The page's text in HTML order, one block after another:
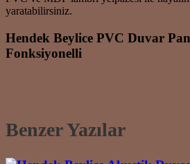
yaratabilirsiniz.
Hendek Beylice PVC Duvar
Fonksiyonelli
Benzer Yazılar